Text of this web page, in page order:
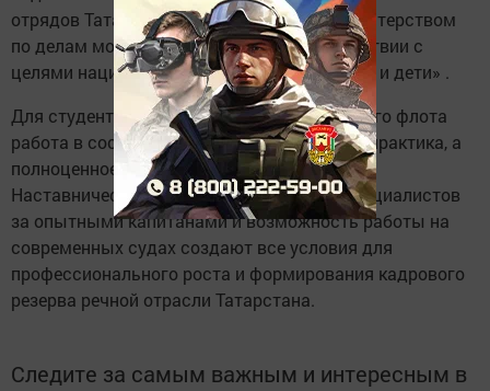
отрядов Татарстана координируется Министерством
по делам молодежи республики в соответствии с
целями национального проекта «Молодежь и дети» .
Для студентов Института морского и речного флота
работа в составе отрядов — это не просто практика, а
полноценное погружение в профессию.
Наставничество, закрепление молодых специалистов
за опытными капитанами и возможность работы на
современных судах создают все условия для
профессионального роста и формирования кадрового
резерва речной отрасли Татарстана.
Следите за самым важным и интересным в